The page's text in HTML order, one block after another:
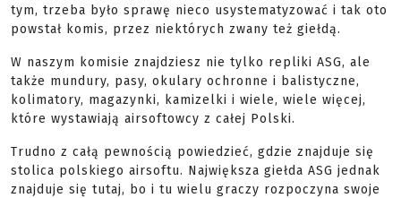
tym, trzeba było sprawę nieco usystematyzować i tak oto
powstał komis, przez niektórych zwany też giełdą.
W naszym komisie znajdziesz nie tylko repliki ASG, ale
także mundury, pasy, okulary ochronne i balistyczne,
kolimatory, magazynki, kamizelki i wiele, wiele więcej,
które wystawiają airsoftowcy z całej Polski.
Trudno z całą pewnością powiedzieć, gdzie znajduje się
stolica polskiego airsoftu. Największa giełda ASG jednak
znajduje się tutaj, bo i tu wielu graczy rozpoczyna swoje